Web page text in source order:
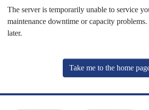
The server is temporarily unable to service
maintenance downtime or capacity problems.
later.
Take me to the home